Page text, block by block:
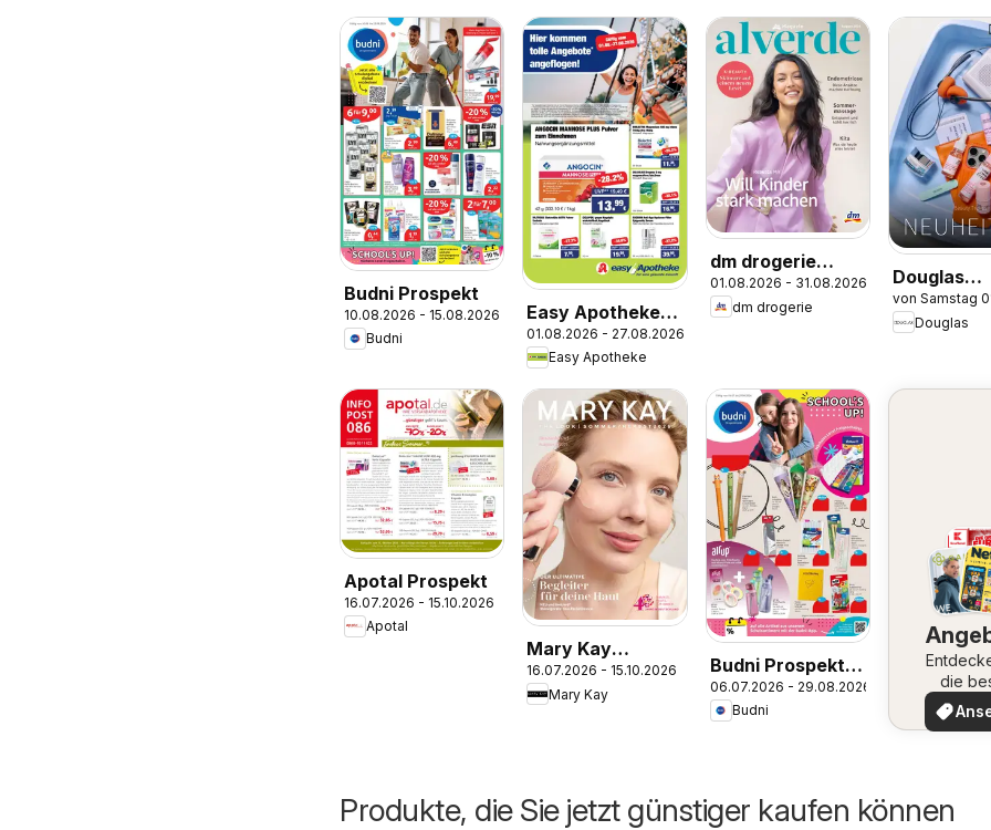
Budni Prospekt
10.08.2026 - 15.08.2026
Budni
Easy Apotheke
Prospekt
01.08.2026 - 27.08.2026
Easy Apotheke
dm drogerie
Prospekt
01.08.2026 - 31.08.2026
dm drogerie
Douglas
Angebote
von Samstag
Douglas
Apotal Prospekt
16.07.2026 - 15.10.2026
Apotal
Mary Kay
Katalog
16.07.2026 - 15.10.2026
Mary Kay
Budni Prospekt
Back to school
06.07.2026 - 29.08.2026
Budni
die
Produkte, die Sie jetzt günstiger kaufen können